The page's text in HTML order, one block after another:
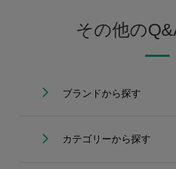
その他の
ブランドから探す
カテゴリーから探す